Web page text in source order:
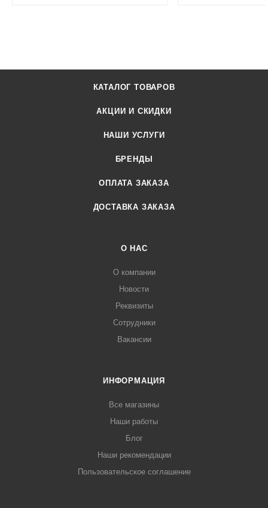
КАТАЛОГ ТОВАРОВ
АКЦИИ И СКИДКИ
НАШИ УСЛУГИ
БРЕНДЫ
ОПЛАТА ЗАКАЗА
ДОСТАВКА ЗАКАЗА
О НАС
О компании
Новости
Реквизиты
Сотрудники
Вакансии
ИНФОРМАЦИЯ
Все магазины
Наши работы
Блог
Наши рекомендации
Пользовательское соглашение